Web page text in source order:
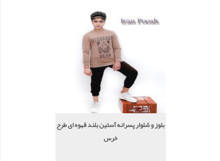
بلوز و شلوار پسرانه آستین بلند قهوه ای طرح
خرس